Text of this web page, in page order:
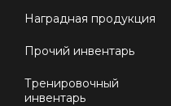
Наградная продукция
Прочий инвентарь
Тренировочный
инвентарь